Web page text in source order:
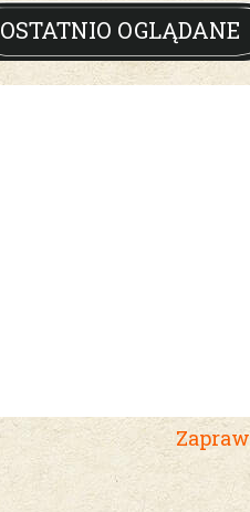
OSTATNIO OGLĄDANE